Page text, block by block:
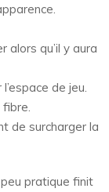
alors qu’il y aura
de jeu.
de surcharger la
pratique finit